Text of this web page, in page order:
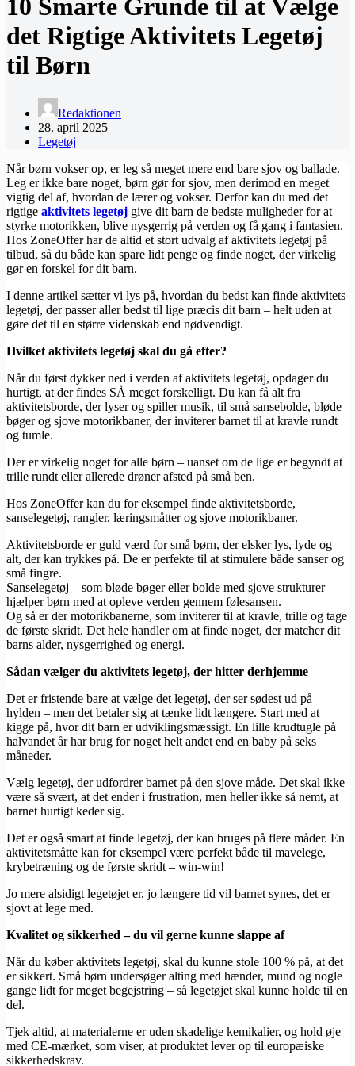
10 Smarte Grunde til at Vælge
det Rigtige Aktivitets Legetøj
til Børn
Redaktionen
28. april 2025
Legetøj
Når børn vokser op, er leg så meget mere end bare sjov og ballade.
Leg er ikke bare noget, børn gør for sjov, men derimod en meget
vigtig del af, hvordan de lærer og vokser. Derfor kan du med det
rigtige aktivitets legetøj give dit barn de bedste muligheder for at
styrke motorikken, blive nysgerrig på verden og få gang i fantasien.
Hos ZoneOffer har de altid et stort udvalg af aktivitets legetøj på
tilbud, så du både kan spare lidt penge og finde noget, der virkelig
gør en forskel for dit barn.
I denne artikel sætter vi lys på, hvordan du bedst kan finde aktivitets
legetøj, der passer aller bedst til lige præcis dit barn – helt uden at
gøre det til en større videnskab end nødvendigt.
Hvilket aktivitets legetøj skal du gå efter?
Når du først dykker ned i verden af aktivitets legetøj, opdager du
hurtigt, at der findes SÅ meget forskelligt. Du kan få alt fra
aktivitetsborde, der lyser og spiller musik, til små sansebolde, bløde
bøger og sjove motorikbaner, der inviterer barnet til at kravle rundt
og tumle.
Der er virkelig noget for alle børn – uanset om de lige er begyndt at
trille rundt eller allerede drøner afsted på små ben.
Hos ZoneOffer kan du for eksempel finde aktivitetsborde,
sanselegetøj, rangler, læringsmåtter og sjove motorikbaner.
Aktivitetsborde er guld værd for små børn, der elsker lys, lyde og
alt, der kan trykkes på. De er perfekte til at stimulere både sanser og
små fingre.
Sanselegetøj – som bløde bøger eller bolde med sjove strukturer –
hjælper børn med at opleve verden gennem følesansen.
Og så er der motorikbanerne, som inviterer til at kravle, trille og tage
de første skridt. Det hele handler om at finde noget, der matcher dit
barns alder, nysgerrighed og energi.
Sådan vælger du aktivitets legetøj, der hitter derhjemme
Det er fristende bare at vælge det legetøj, der ser sødest ud på
hylden – men det betaler sig at tænke lidt længere. Start med at
kigge på, hvor dit barn er udviklingsmæssigt. En lille krudtugle på
halvandet år har brug for noget helt andet end en baby på seks
måneder.
Vælg legetøj, der udfordrer barnet på den sjove måde. Det skal ikke
være så svært, at det ender i frustration, men heller ikke så nemt, at
barnet hurtigt keder sig.
Det er også smart at finde legetøj, der kan bruges på flere måder. En
aktivitetsmåtte kan for eksempel være perfekt både til mavelege,
krybetræning og de første skridt – win-win!
Jo mere alsidigt legetøjet er, jo længere tid vil barnet synes, det er
sjovt at lege med.
Kvalitet og sikkerhed – du vil gerne kunne slappe af
Når du køber aktivitets legetøj, skal du kunne stole 100 % på, at det
er sikkert. Små børn undersøger alting med hænder, mund og nogle
gange lidt for meget begejstring – så legetøjet skal kunne holde til en
del.
Tjek altid, at materialerne er uden skadelige kemikalier, og hold øje
med CE-mærket, som viser, at produktet lever op til europæiske
sikkerhedskrav.